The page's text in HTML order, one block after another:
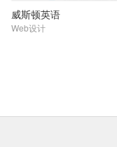
威斯顿英语
Web设计